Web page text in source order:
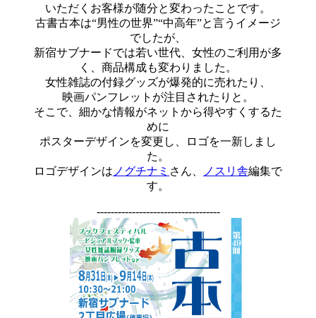
いただくお客様が随分と変わったことです。
古書古本は“男性の世界”“中高年”と言うイメージ
でしたが、
新宿サブナードでは若い世代、女性のご利用が多
く、商品構成も変わりました。
女性雑誌の付録グッズが爆発的に売れたり、
映画パンフレットが注目されたりと。
そこで、細かな情報がネットから得やすくするた
めに
ポスターデザインを変更し、ロゴを一新しまし
た。
ロゴデザインは ノグチナミ さん、 ノスリ舎編集で
す。
-----------------------------------